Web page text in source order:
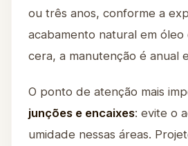
ou três anos, conforme a
acabamento natural em óleo
cera, a manutenção é anual
O ponto de atenção mais
junções e encaixes: evite o
umidade nessas áreas.